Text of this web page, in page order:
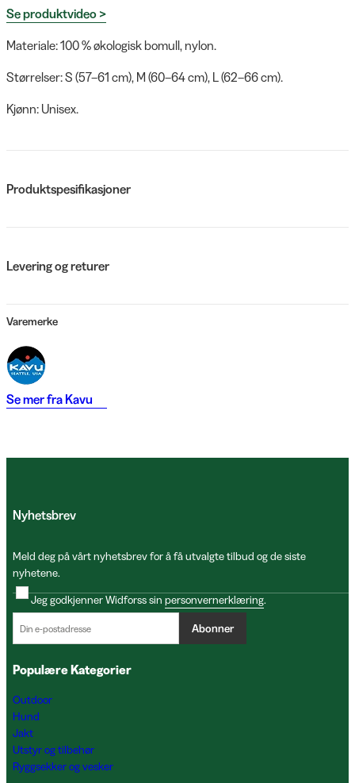
Se produktvideo >
Materiale: 100 % økologisk bomull, nylon.
Størrelser: S (57–61 cm), M (60–64 cm), L (62–66 cm).
Kjønn: Unisex.
Produktspesifikasjoner
Levering og returer
Varemerke
Se mer fra Kavu
Nyhetsbrev
Meld deg på vårt nyhetsbrev for å få utvalgte tilbud og de siste
nyhetene.
Jeg godkjenner Widforss sin personvernerklæring.
Abonner
Populære Kategorier
Outdoor
Hund
Jakt
Utstyr og tilbehør
Ryggsekker og vesker